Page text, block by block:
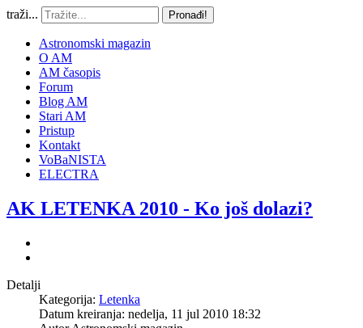
traži... Pronađi!
Astronomski magazin
O AM
AM časopis
Forum
Blog AM
Stari AM
Pristup
Kontakt
VoBaNISTA
ELECTRA
AK LETENKA 2010 - Ko još dolazi?
Detalji
Kategorija: Letenka
Datum kreiranja: nedelja, 11 jul 2010 18:32